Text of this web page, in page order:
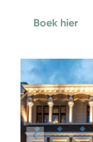
Boek hier